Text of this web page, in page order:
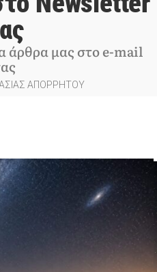
άρθρα μας στο e-mail
ΑΠΟΡΡΗΤΟΥ